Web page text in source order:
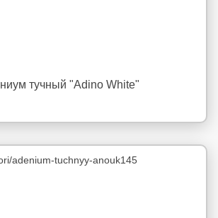
тучный "Adino White"